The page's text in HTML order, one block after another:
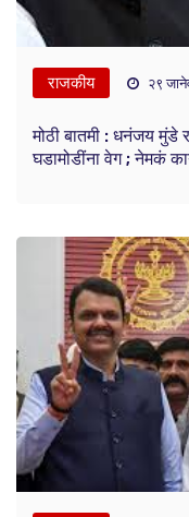
राजकीय २९
मोठी बातमी : धनंजय मुंडे
घडामोडींना वेग ; नेमकं